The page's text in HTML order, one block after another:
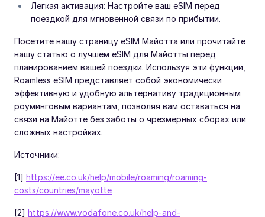
Легкая активация: Настройте ваш eSIM перед
поездкой для мгновенной связи по прибытии.
Посетите нашу страницу eSIM Майотта или прочитайте
нашу статью о лучшем eSIM для Майотты перед
планированием вашей поездки. Используя эти функции,
Roamless eSIM представляет собой экономически
эффективную и удобную альтернативу традиционным
роуминговым вариантам, позволяя вам оставаться на
связи на Майотте без заботы о чрезмерных сборах или
сложных настройках.
Источники:
[1] https://ee.co.uk/help/mobile/roaming/roaming-
costs/countries/mayotte
[2] https://www.vodafone.co.uk/help-and-